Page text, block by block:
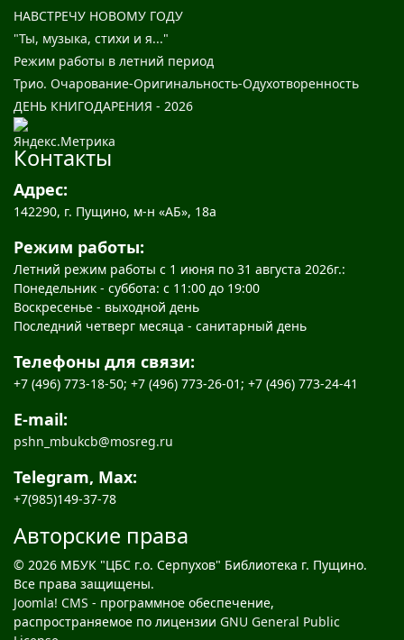
НАВСТРЕЧУ НОВОМУ ГОДУ
"Ты, музыка, стихи и я..."
Режим работы в летний период
Трио. Очарование-Оригинальность-Одухотворенность
ДЕНЬ КНИГОДАРЕНИЯ - 2026
Контакты
Адрес:
142290, г. Пущино, м-н «АБ», 18а
Режим работы:
Летний режим работы с 1 июня по 31 августа 2026г.:
Понедельник - суббота: с 11:00 до 19:00
Воскресенье - выходной день
Последний четверг месяца - санитарный день
Телефоны для связи:
+7 (496) 773-18-50; +7 (496) 773-26-01; +7 (496) 773-24-41
E-mail:
pshn_mbukcb@mosreg.ru
Telegram, Max:
+7(985)149-37-78
Авторские права
© 2026 МБУК "ЦБС г.о. Серпухов" Библиотека г. Пущино.
Все права защищены.
Joomla! CMS - программное обеспечение,
распространяемое по лицензии GNU General Public